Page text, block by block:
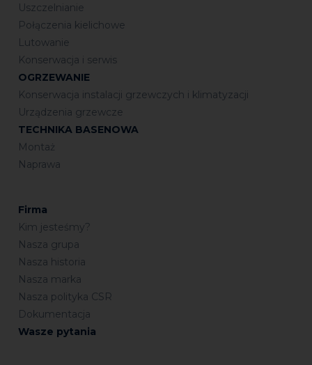
Uszczelnianie
Połączenia kielichowe
Lutowanie
Konserwacja i serwis
OGRZEWANIE
Konserwacja instalacji grzewczych i klimatyzacji
Urządzenia grzewcze
TECHNIKA BASENOWA
Montaż
Naprawa
Firma
Kim jesteśmy?
Nasza grupa
Nasza historia
Nasza marka
Nasza polityka CSR
Dokumentacja
Wasze pytania